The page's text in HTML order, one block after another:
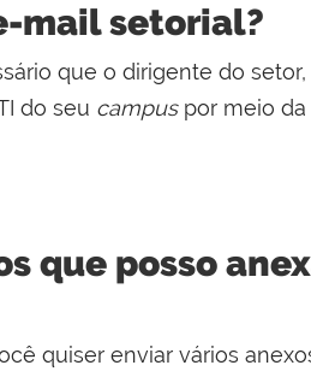
mail setorial?
que o dirigente do setor,
do seu campus por meio da
que posso
quiser enviar vários